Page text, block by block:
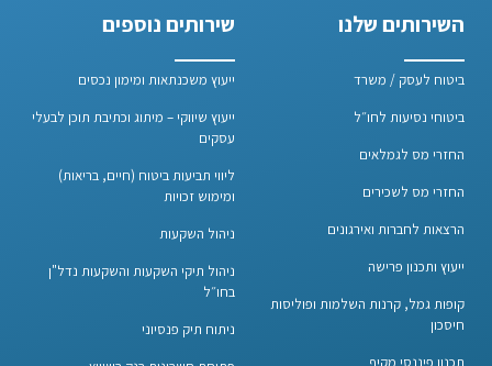
השירותים שלנו
ביטוח לעסק / משרד
ביטוחי נסיעות לחו״ל
החזרי מס לגמלאים
החזרי מס לשכירים
הרצאות לחברות ואירגונים
ייעוץ ותכנון פרישה
קופות גמל, קרנות השלמות ופוליסות
חיסכון
תכנון פיננסי מקיף
שירותים נוספים
ייעוץ משכנתאות ומימון נכסים
ייעוץ שיווקי – מיתוג וכתיבת תוכן לבעלי
עסקים
ליווי תביעות ביטוח (חיים, בריאות)
ומימוש זכויות
ניהול השקעות
ניהול תיקי השקעות והשקעות נדל"ן
בחו״ל
ניתוח תיק פנסיוני